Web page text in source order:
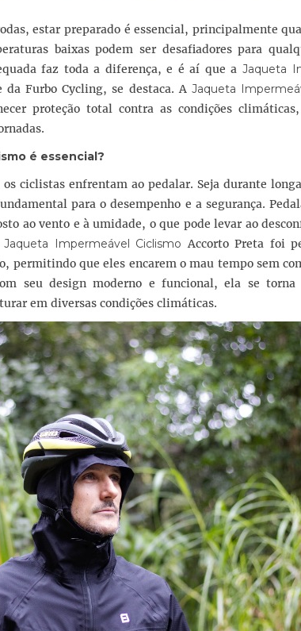
estar preparado é essencial, principalmente
baixas podem ser desafiadores para
faz toda a diferença, e é aí que a Jaqueta
Furbo Cycling, se destaca. AJaqueta
proteção total contra as condições
é essencial?
ciclistas enfrentam ao pedalar. Seja durante
para o desempenho e a segurança.
ao vento e à umidade, o que pode levar ao
Jaqueta Impermeável Ciclismo Accorto Preta foi
permitindo que eles encarem o mau tempo sem
seu design moderno e funcional, ela se torna
em diversas condições climáticas.